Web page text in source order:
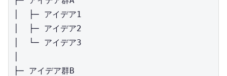
│  ├─ アイデア1
│  ├─ アイデア2
│  └─ アイデア3
├─ アイデア群B